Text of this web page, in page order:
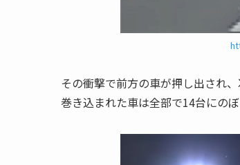
その衝撃で前方の車が押し出され
巻き込まれた車は全部で14台にの